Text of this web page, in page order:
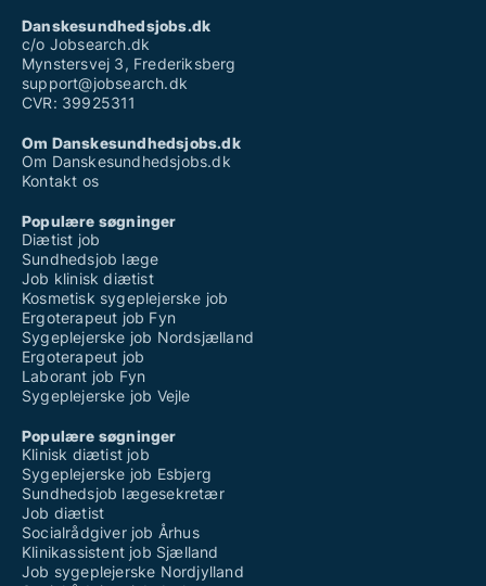
Danskesundhedsjobs.dk
c/o Jobsearch.dk
Mynstersvej 3, Frederiksberg
support@jobsearch.dk
CVR: 39925311
Om Danskesundhedsjobs.dk
Om Danskesundhedsjobs.dk
Kontakt os
Populære søgninger
Diætist job
Sundhedsjob læge
Job klinisk diætist
Kosmetisk sygeplejerske job
Ergoterapeut job Fyn
Sygeplejerske job Nordsjælland
Ergoterapeut job
Laborant job Fyn
Sygeplejerske job Vejle
Populære søgninger
Klinisk diætist job
Sygeplejerske job Esbjerg
Sundhedsjob lægesekretær
Job diætist
Socialrådgiver job Århus
Klinikassistent job Sjælland
Job sygeplejerske Nordjylland